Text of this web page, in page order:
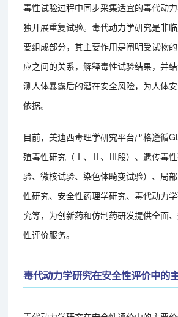
毒性试验过程中同步采集适宜的毒代动
独开展重复试验。毒代动力学研究是非
要组成部分，其主要作用是阐明受试物
应之间的关系，解释毒性试验结果，并
测人体暴露后的潜在安全风险，为人体
依据。
目前，美迪西毒理学研究平台严格遵循
殖毒性研究（Ⅰ、Ⅱ、Ⅲ段）、遗传毒性
验、微核试验、染色体畸变试验）、局
性研究、安全性药理学研究、毒代动力
究等，为创新药和仿制药研发提供全面
性评价服务。
毒代动力学研究在安全性评价中的